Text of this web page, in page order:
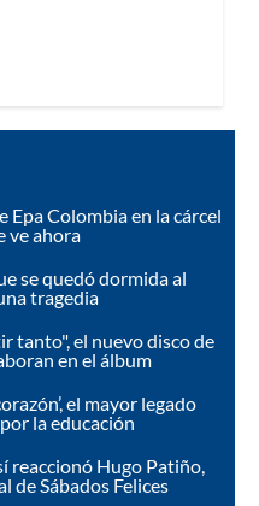
Epa Colombia en la cárcel
ve ahora
se quedó dormida al
tragedia
tanto", el nuevo disco de
en el álbum
el mayor legado
la educación
reaccionó Hugo Patiño,
de Sábados Felices